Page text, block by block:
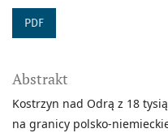
PDF
Abstrakt
Kostrzyn nad Odrą z 18
na granicy polsko-